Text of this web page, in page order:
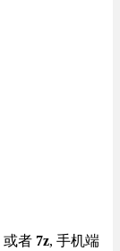
或者 7z, 手机端